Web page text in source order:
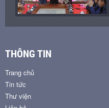
THÔNG TIN
Trang chủ
Tin tức
Thư viện